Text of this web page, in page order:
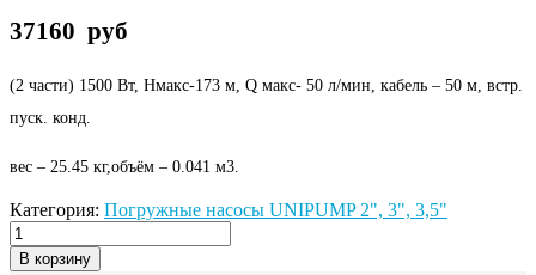
37160 руб
(2 части) 1500 Вт, Нмакс-173 м, Q макс- 50 л/мин, кабель – 50 м, встр.
пуск. конд.
вес – 25.45 кг,объём – 0.041 м3.
Категория: Погружные насосы UNIPUMP 2", 3", 3,5"
В корзину